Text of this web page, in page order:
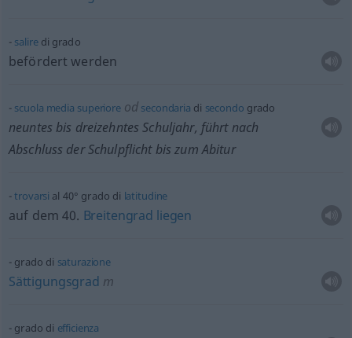
saliredi grado
befördert werden
scuola media superioreod secondaria di secondo grado
neuntes bis dreizehntes Schuljahr, führt nach
Abschluss der Schulpflicht bis zum Abitur
trovarsi al 40° grado di latitudine
auf dem 40. Breitengrad liegen
grado di saturazione
Sättigungsgrad m
grado di efficienza